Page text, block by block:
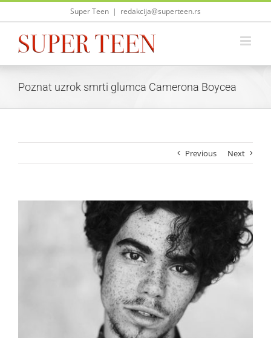
Skip
Super Teen | redakcija@superteen.rs
Poznat uzrok smrti glumca Camerona Boycea
Previous Next